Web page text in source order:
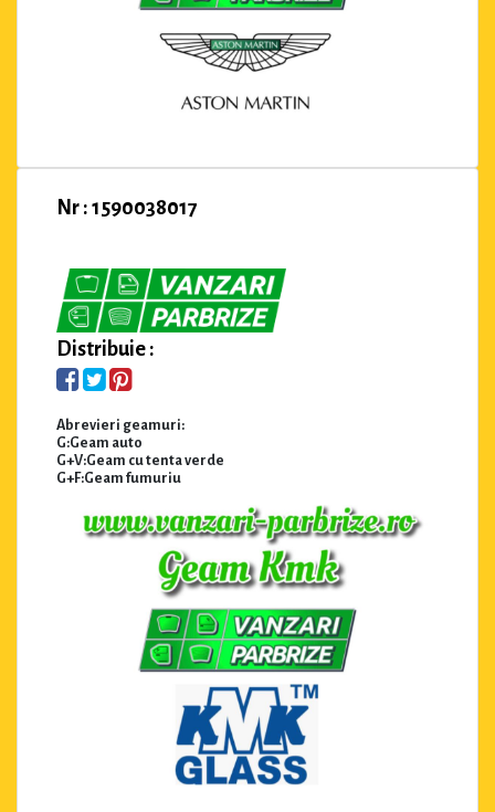
Nr : 1590038017
Distribuie :
Abrevieri geamuri:
G:Geam auto
G+V:Geam cu tenta verde
G+F:Geam fumuriu